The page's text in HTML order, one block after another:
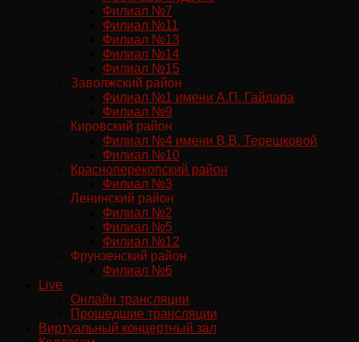
Филиал №7
Филиал №11
Филиал №13
Филиал №14
Филиал №15
Заволжский район
Филиал №1 имени А.П. Гайдара
Филиал №9
Кировский район
Филиал №4 имени В.В. Терешковой
Филиал №10
Красноперекопский район
Филиал №3
Ленинский район
Филиал №2
Филиал №5
Филиал №12
Фрунзенский район
Филиал №6
Live
Онлайн трансляции
Прошедшие трансляции
Виртуальный концертный зал